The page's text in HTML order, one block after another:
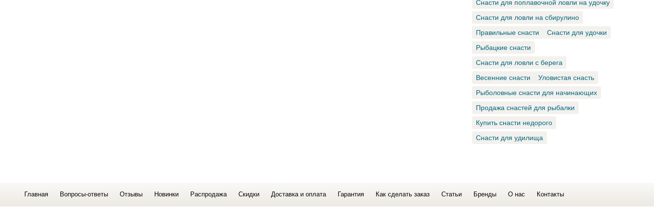
Снасти для поплавочной ловли на удочку
Снасти для ловли на сбирулино
Правильные снасти
Снасти для удочки
Рыбацкие снасти
Снасти для ловли с берега
Весенние снасти
Уловистая снасть
Рыболовные снасти для начинающих
Продажа снастей для рыбалки
Купить снасти недорого
Снасти для удилища
Главная Вопросы-ответы Отзывы Новинки Распродажа Скидки Доставка и оплата Гарантия Как сделать заказ Статьи Бренды О нас Контакты